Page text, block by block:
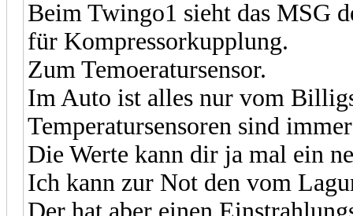
Beim Twingo1 sieht das MSG
für Kompressorkupplung.
Zum Temoeratursensor.
Im Auto ist alles nur vom
Temperatursensoren sind
Die Werte kann dir ja mal ein
Ich kann zur Not den vom